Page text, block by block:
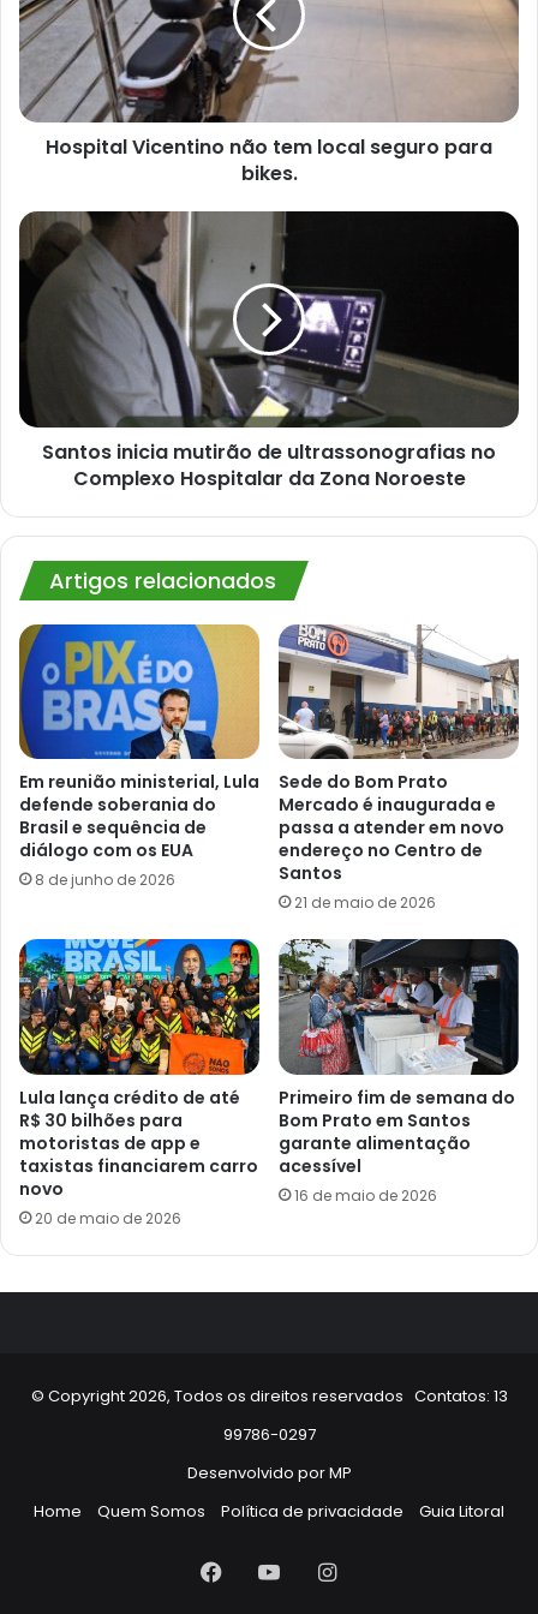
local
seguro
bikes.
Hospital Vicentino não tem local seguro para
bikes.
Santos
inicia
mutirão
de
ultrassonografias
Complexo
Hospitalar
da
Zona
Noroeste
Santos inicia mutirão de ultrassonografias no
Complexo Hospitalar da Zona Noroeste
Artigos relacionados
Em reunião ministerial, Lula
defende soberania do
Brasil e sequência de
diálogo com os EUA
8 de junho de 2026
Sede do Bom Prato
Mercado é inaugurada e
passa a atender em novo
endereço no Centro de
Santos
21 de maio de 2026
Lula lança crédito de até
R$ 30 bilhões para
motoristas de app e
taxistas financiarem carro
novo
20 de maio de 2026
Primeiro fim de semana do
Bom Prato em Santos
garante alimentação
acessível
16 de maio de 2026
© Copyright 2026, Todos os direitos reservados Contatos: 13
99786-0297
Desenvolvido porMP
Home
Quem Somos Política de privacidade Guia Litoral
Facebook
YouTubeInstagram